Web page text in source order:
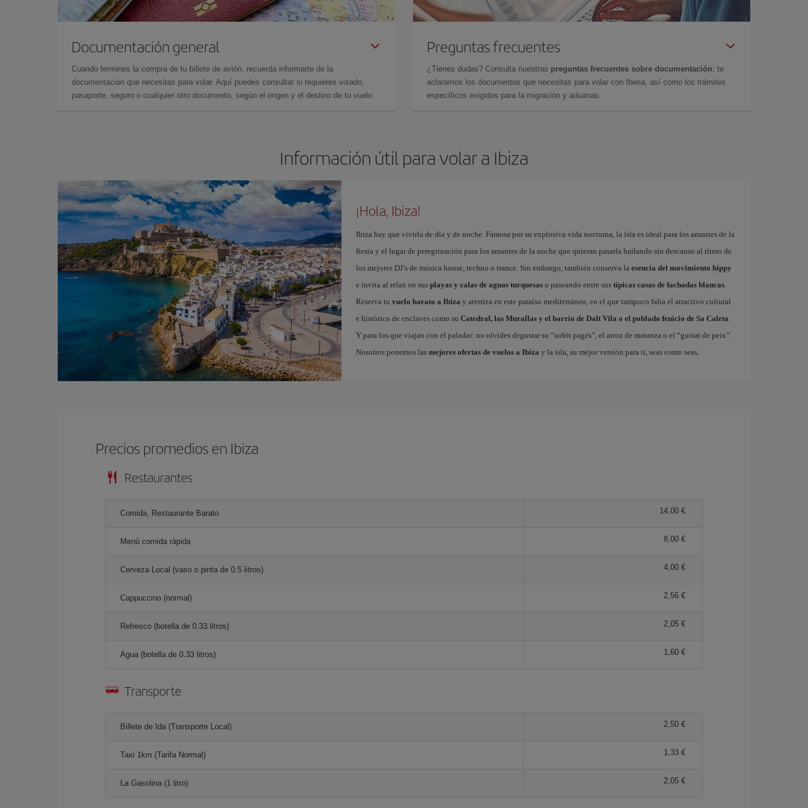
Documentación general
Cuando termines la compra de tu billete de avión, recuerda informarte de la
documentación que necesitas para volar. Aquí puedes consultar si requieres visado,
pasaporte, seguro o cualquier otro documento, según el origen y el destino de tu vuelo.
Preguntas frecuentes
¿Tienes dudas? Consulta nuestras preguntas frecuentes sobre documentación: te
aclaramos los documentos que necesitas para volar con Iberia, así como los trámites
específicos exigidos para la migración y aduanas.
Información útil para volar a Ibiza
¡Hola, Ibiza!
Ibiza hay que vivirla de día y de noche. Famosa por su explosiva vida nocturna, la isla es ideal para los amantes de la
fiesta y el lugar de peregrinación para los amantes de la noche que quieran pasarla bailando sin descanso al ritmo de
los mejores DJ’s de música house, techno o trance. Sin embargo, también conserva la esencia del movimiento hippy
e invita al relax en sus playas y calas de aguas turquesaso paseando entre sus típicas casas de fachadas blancas.
Reserva tu vuelo barato a Ibiza y aterriza en este paraíso mediterráneo, en el que tampoco falta el atractivo cultural
e histórico de enclaves como su Catedral, las Murallas y el barrio de Dalt Vila o el poblado fenicio de Sa Caleta.
Y para los que viajan con el paladar: no olvides degustar su “sofrit pagés”, el arroz de matanza o el “guisat de peix”.
Nosotros ponemos las mejores ofertas de vuelos a Ibiza y la isla, su mejor versión para ti, seas como seas.
Precios promedios en Ibiza
Restaurantes
Comida, Restaurante Barato 14,00 €
Menú comida rápida 8,00 €
Cerveza Local (vaso o pinta de 0.5 litros) 4,00 €
Cappuccino (normal) 2,56 €
Refresco (botella de 0.33 litros) 2,05 €
Agua (botella de 0.33 litros) 1,60 €
Transporte
Billete de Ida (Transporte Local) 2,50 €
Taxi 1km (Tarifa Normal) 1,33 €
La Gasolina (1 litro) 2,05 €